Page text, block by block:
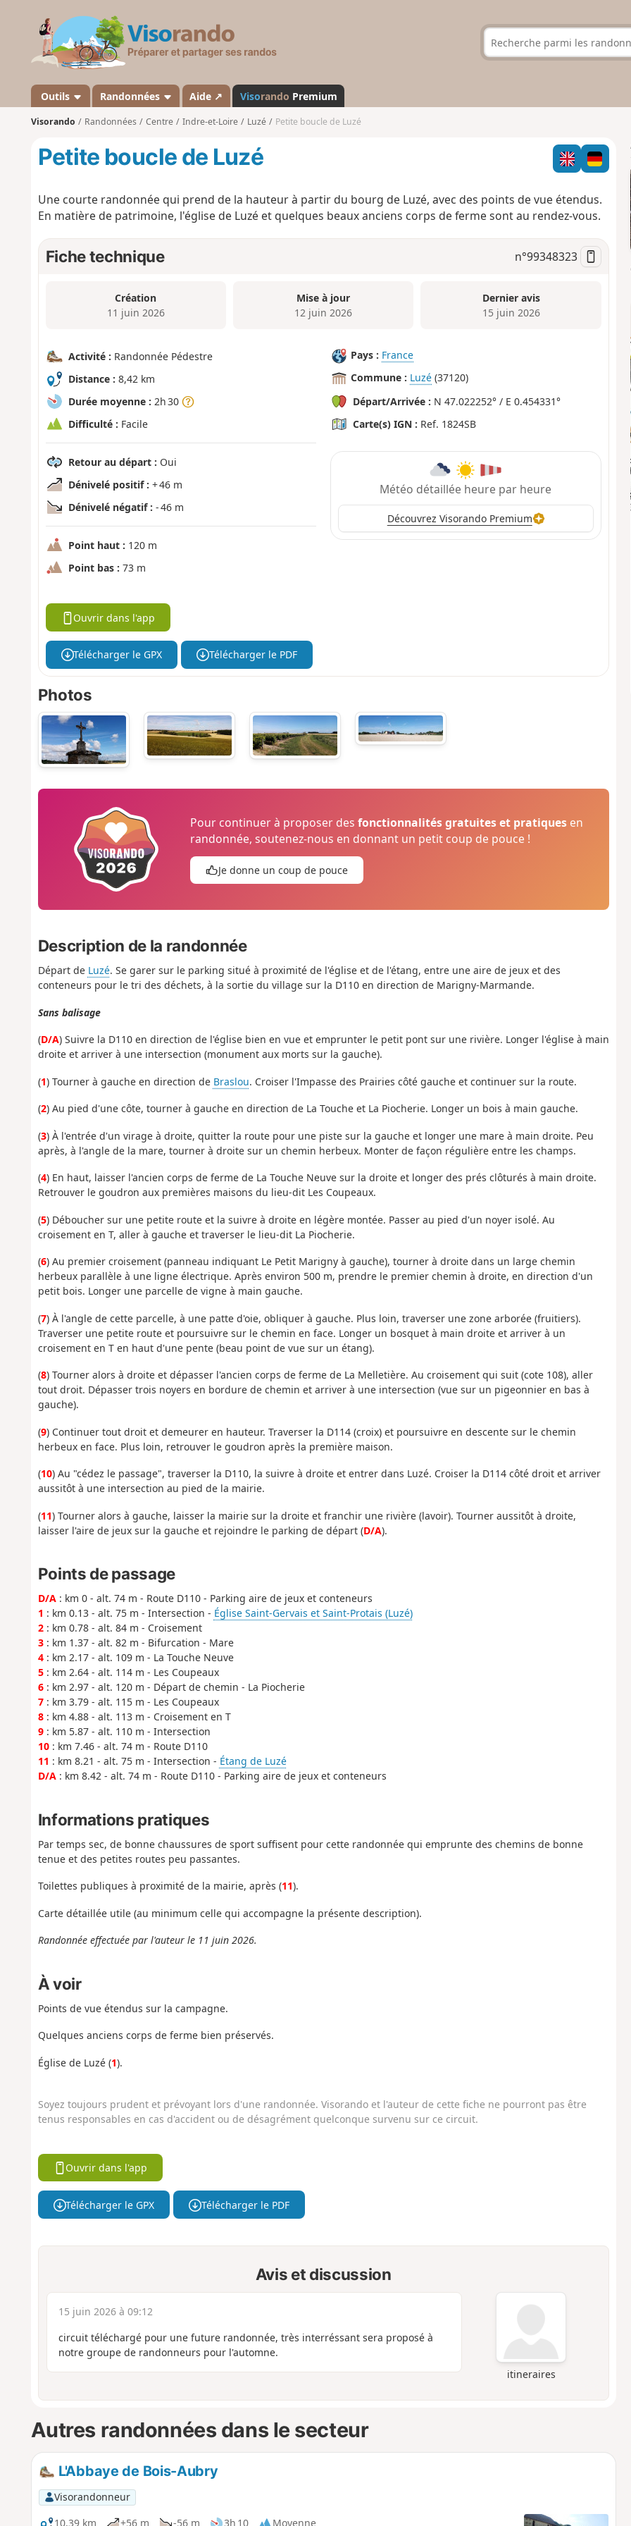
s
a
n
d
Outils Randonnées Aide ↗ Visorando Premium
Visorando Randonnées Centre Indre-et-Loire Luzé Petite boucle de Luzé
Petite boucle de Luzé
Une courte randonnée qui prend de la hauteur à partir du bourg de Luzé, avec des points de vue étendus.
En matière de patrimoine, l'église de Luzé et quelques beaux anciens corps de ferme sont au rendez-vous.
Fiche technique n°99348323
Création
11 juin 2026
Mise à jour
12 juin 2026
Dernier avis
15 juin 2026
Activité : Randonnée Pédestre
Distance : 8,42 km
Durée moyenne : 2h 30
Difficulté : Facile
Retour au départ : Oui
Dénivelé positif : + 46 m
Dénivelé négatif : - 46 m
Point haut : 120 m
Point bas : 73 m
Pays : France
Commune : Luzé (37120)
Départ/Arrivée : N 47.022252° / E 0.454331°
Carte(s) IGN : Ref. 1824SB
Météo détaillée heure par heure
Découvrez Visorando Premium
Ouvrir dans l'app
Télécharger le GPX Télécharger le PDF
Photos
Pour continuer à proposer desfonctionnalités gratuites et pratiques en
randonnée, soutenez-nous en donnant un petit coup de pouce !
Je donne un coup de pouce
Description de la randonnée
Départ de Luzé. Se garer sur le parking situé à proximité de l'église et de l'étang, entre une aire de jeux et des
conteneurs pour le tri des déchets, à la sortie du village sur la D110 en direction de Marigny-Marmande.
Sans balisage
(D/A) Suivre la D110 en direction de l'église bien en vue et emprunter le petit pont sur une rivière. Longer l'église à main
droite et arriver à une intersection (monument aux morts sur la gauche).
(1) Tourner à gauche en direction de Braslou. Croiser l'Impasse des Prairies côté gauche et continuer sur la route.
(2) Au pied d'une côte, tourner à gauche en direction de La Touche et La Piocherie. Longer un bois à main gauche.
(3) À l'entrée d'un virage à droite, quitter la route pour une piste sur la gauche et longer une mare à main droite. Peu
après, à l'angle de la mare, tourner à droite sur un chemin herbeux. Monter de façon régulière entre les champs.
(4) En haut, laisser l'ancien corps de ferme de La Touche Neuve sur la droite et longer des prés clôturés à main droite.
Retrouver le goudron aux premières maisons du lieu-dit Les Coupeaux.
(5) Déboucher sur une petite route et la suivre à droite en légère montée. Passer au pied d'un noyer isolé. Au
croisement en T, aller à gauche et traverser le lieu-dit La Piocherie.
(6) Au premier croisement (panneau indiquant Le Petit Marigny à gauche), tourner à droite dans un large chemin
herbeux parallèle à une ligne électrique. Après environ 500 m, prendre le premier chemin à droite, en direction d'un
petit bois. Longer une parcelle de vigne à main gauche.
(7) À l'angle de cette parcelle, à une patte d'oie, obliquer à gauche. Plus loin, traverser une zone arborée (fruitiers).
Traverser une petite route et poursuivre sur le chemin en face. Longer un bosquet à main droite et arriver à un
croisement en T en haut d'une pente (beau point de vue sur un étang).
(8) Tourner alors à droite et dépasser l'ancien corps de ferme de La Melletière. Au croisement qui suit (cote 108), aller
tout droit. Dépasser trois noyers en bordure de chemin et arriver à une intersection (vue sur un pigeonnier en bas à
gauche).
(9) Continuer tout droit et demeurer en hauteur. Traverser la D114 (croix) et poursuivre en descente sur le chemin
herbeux en face. Plus loin, retrouver le goudron après la première maison.
(10) Au "cédez le passage", traverser la D110, la suivre à droite et entrer dans Luzé. Croiser la D114 côté droit et arriver
aussitôt à une intersection au pied de la mairie.
(11) Tourner alors à gauche, laisser la mairie sur la droite et franchir une rivière (lavoir). Tourner aussitôt à droite,
laisser l'aire de jeux sur la gauche et rejoindre le parking de départ (D/A).
Points de passage
D/A: km 0 - alt. 74 m - Route D110 - Parking aire de jeux et conteneurs
1 : km 0.13 - alt. 75 m - Intersection - Église Saint-Gervais et Saint-Protais (Luzé)
2: km 0.78 - alt. 84 m - Croisement
3: km 1.37 - alt. 82 m - Bifurcation - Mare
4: km 2.17 - alt. 109 m - La Touche Neuve
5: km 2.64 - alt. 114 m - Les Coupeaux
6: km 2.97 - alt. 120 m - Départ de chemin - La Piocherie
7: km 3.79 - alt. 115 m - Les Coupeaux
8: km 4.88 - alt. 113 m - Croisement en T
9: km 5.87 - alt. 110 m - Intersection
10: km 7.46 - alt. 74 m - Route D110
11 : km 8.21 - alt. 75 m - Intersection - Étang de Luzé
D/A: km 8.42 - alt. 74 m - Route D110 - Parking aire de jeux et conteneurs
Informations pratiques
Par temps sec, de bonne chaussures de sport suffisent pour cette randonnée qui emprunte des chemins de bonne
tenue et des petites routes peu passantes.
Toilettes publiques à proximité de la mairie, après (11).
Carte détaillée utile (au minimum celle qui accompagne la présente description).
Randonnée effectuée par l'auteur le 11 juin 2026.
À voir
Points de vue étendus sur la campagne.
Quelques anciens corps de ferme bien préservés.
Église de Luzé (1).
Soyez toujours prudent et prévoyant lors d'une randonnée. Visorando et l'auteur de cette fiche ne pourront pas être
tenus responsables en cas d'accident ou de désagrément quelconque survenu sur ce circuit.
Ouvrir dans l'app
Télécharger le GPX Télécharger le PDF
Avis et discussion
itineraires
15 juin 2026 à 09:12
circuit téléchargé pour une future randonnée, très interréssant sera proposé à
notre groupe de randonneurs pour l'automne.
Autres randonnées dans le secteur
L'Abbaye de Bois-Aubry
Visorandonneur
10,39 km
+56 m -56 m 3h 10 Moyenne